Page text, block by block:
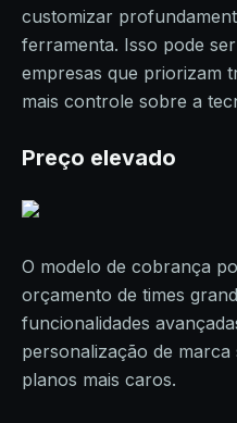
customizar
ferramenta. Isso pode
empresas que priorizam
mais controle sobre a
Preço elevado
O modelo de cobrança
orçamento de times
funcionalidades
personalização de
planos mais caros.